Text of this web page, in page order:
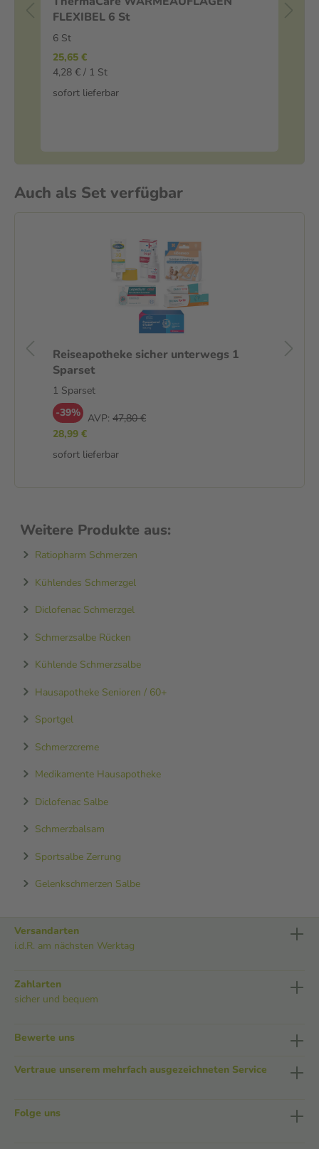
FLEXIBEL 6 St
6 St
25,65 €
4,28 € / 1 St
sofort lieferbar
Auch als Set verfügbar
Reiseapotheke sicher unterwegs 1
Sparset
1 Sparset
-39% AVP: 47,80 €
28,99 €
sofort lieferbar
Weitere Produkte aus:
Ratiopharm Schmerzen
Kühlendes Schmerzgel
Diclofenac Schmerzgel
Schmerzsalbe Rücken
Kühlende Schmerzsalbe
Hausapotheke Senioren / 60+
Sportgel
Schmerzcreme
Medikamente Hausapotheke
Diclofenac Salbe
Schmerzbalsam
Sportsalbe Zerrung
Gelenkschmerzen Salbe
Versandarten
i.d.R. am nächsten Werktag
Zahlarten
sicher und bequem
Bewerte uns
Vertraue unserem mehrfach ausgezeichneten Service
Folge uns